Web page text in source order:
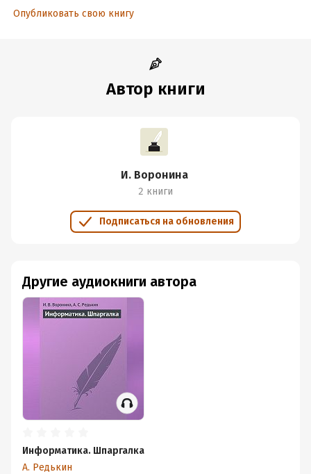
Опубликовать свою книгу
Автор книги
И. Воронина
2 книги
Подписаться на обновления
Другие аудиокниги автора
Информатика. Шпаргалка
А. Редькин